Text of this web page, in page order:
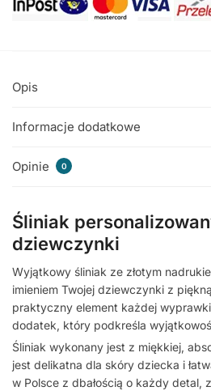
Opis
Informacje dodatkowe
Opinie 0
Śliniak
dziewczynki
Wyjątkowy śliniak ze złotym
imieniem Twojej dziewczynki z
praktyczny element każdej
dodatek, który podkreśla
Śliniak wykonany jest z miękkiej,
jest delikatna dla skóry dziecka i
w Polsce z dbałością o każdy detal,